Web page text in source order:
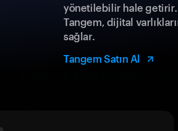
yönetilebilir hale
Tangem, dijital
sağlar.
Tangem Satın Al